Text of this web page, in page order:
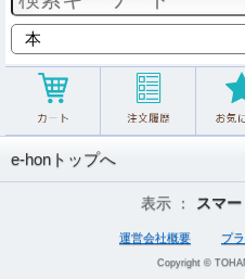
e-honトップへ
表示 ： スマ
運営会社概要 プ
Copyright ©